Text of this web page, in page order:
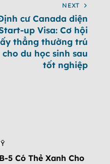
NEXT
cư Canada diện
up Visa: Cơ hội
thẳng thường trú
cho du học sinh sau
tốt nghiệp
5 Có Thẻ Xanh Cho